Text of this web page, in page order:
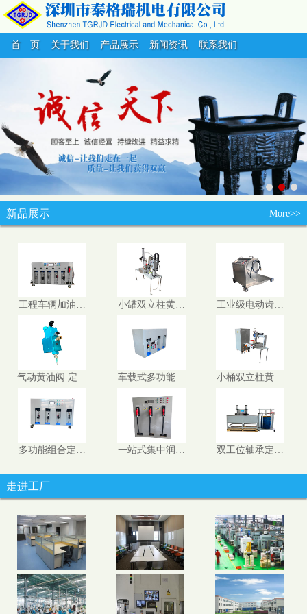
首 页 关于我们 产品展示 新闻资讯 联系我们
新品展示 More>>
工程车辆加油… 小罐双立柱黄… 工业级电动齿…
气动黄油阀 定… 车载式多功能… 小桶双立柱黄…
多功能组合定… 一站式集中润… 双工位轴承定…
走进工厂